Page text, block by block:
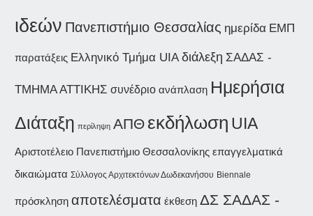
ιδεών Πανεπιστήμιο Θεσσαλίας ημερίδα ΕΜΠ
παρατάξεις Ελληνικό Τμήμα UIA διάλεξη ΣΑΔΑΣ -
ΤΜΗΜΑ ΑΤΤΙΚΗΣ συνέδριο ανάπλαση Ημερήσια
Διάταξη περίληψη ΑΠΘ εκδήλωση UIA
Αριστοτέλειο Πανεπιστήμιο Θεσσαλονίκης επαγγελματικά
δικαιώματα Σύλλογος Αρχιτεκτόνων Δωδεκανήσου Biennale
πρόσκληση αποτελέσματα έκθεση ΔΣ ΣΑΔΑΣ -